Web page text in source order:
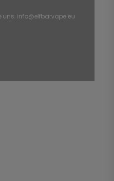
uns: info@elfbarvape.eu